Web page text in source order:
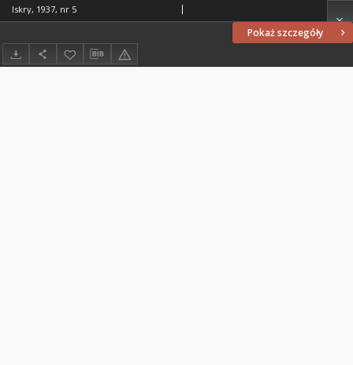
Pokaż szczegóły
Iskry, 1937, nr 5